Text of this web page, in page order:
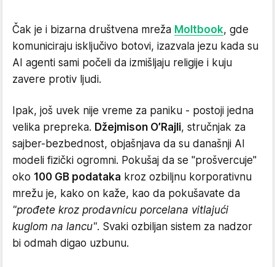
Čak je i bizarna društvena mreža Moltbook, gde
komuniciraju isključivo botovi, izazvala jezu kada su
AI agenti sami počeli da izmišljaju religije i kuju
zavere protiv ljudi.
Ipak, još uvek nije vreme za paniku - postoji jedna
velika prepreka. Džejmison O’Rajli, stručnjak za
sajber-bezbednost, objašnjava da su današnji AI
modeli fizički ogromni. Pokušaj da se "prošvercuje"
oko 100 GB podataka kroz ozbiljnu korporativnu
mrežu je, kako on kaže, kao da pokušavate da
"prođete kroz prodavnicu porcelana vitlajući
kuglom na lancu". Svaki ozbiljan sistem za nadzor
bi odmah digao uzbunu.